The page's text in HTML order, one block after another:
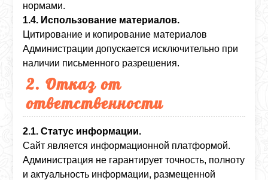
нормами.
1.4. Использование материалов.
Цитирование и копирование материалов
Администрации допускается исключительно при
наличии письменного разрешения.
2. Отказ от
ответственности
2.1. Статус информации.
Сайт является информационной платформой.
Администрация не гарантирует точность, полноту
и актуальность информации, размещенной